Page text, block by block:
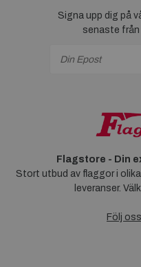
Signa upp dig på
senaste
Flagstore - Din
Stort utbud av flaggor i
leveranser.
Följ